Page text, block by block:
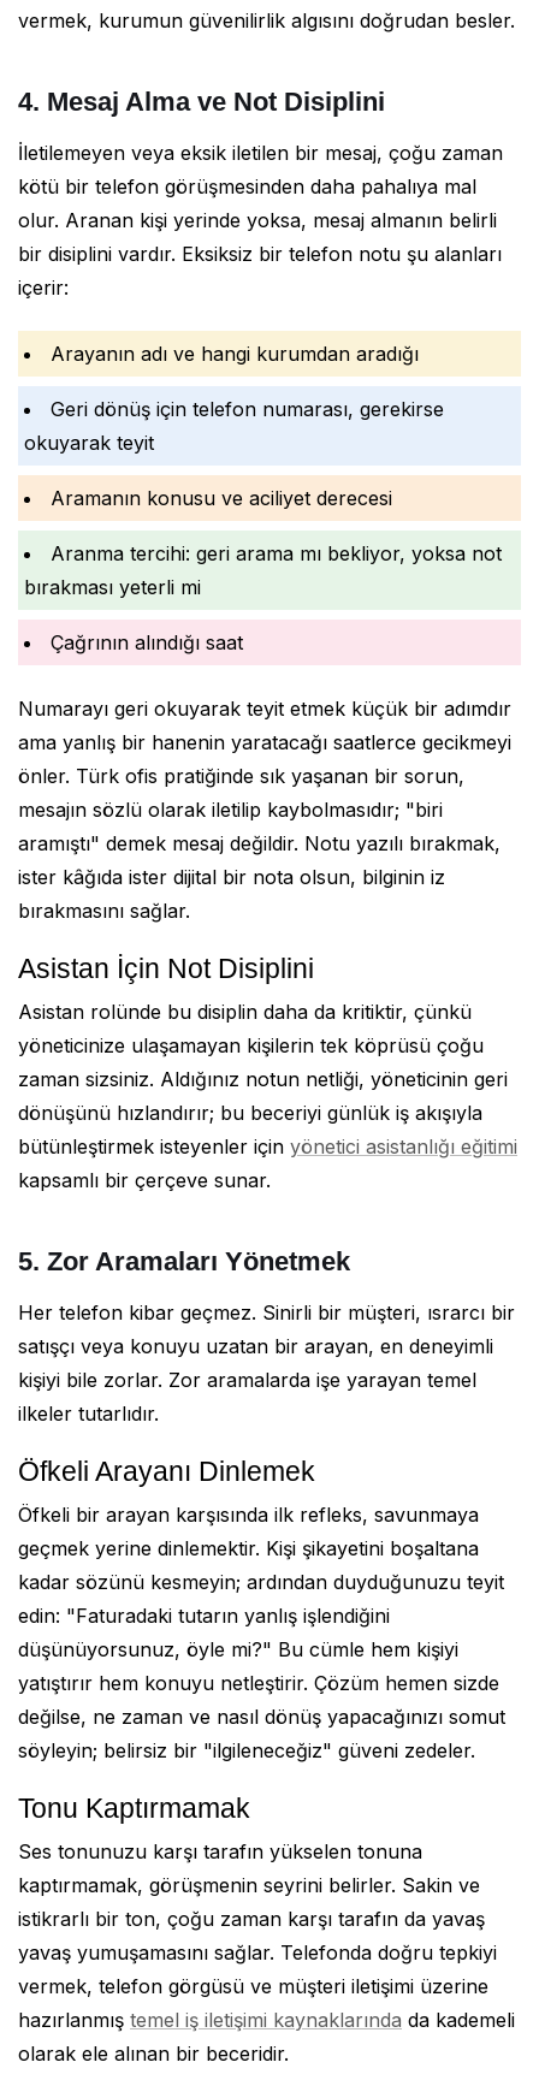
vermek, kurumun güvenilirlik algısını doğrudan besler.
4. Mesaj Alma ve Not Disiplini
İletilemeyen veya eksik iletilen bir mesaj, çoğu zaman
kötü bir telefon görüşmesinden daha pahalıya mal
olur. Aranan kişi yerinde yoksa, mesaj almanın belirli
bir disiplini vardır. Eksiksiz bir telefon notu şu alanları
içerir:
Arayanın adı ve hangi kurumdan aradığı
Geri dönüş için telefon numarası, gerekirse
okuyarak teyit
Aramanın konusu ve aciliyet derecesi
Aranma tercihi: geri arama mı bekliyor, yoksa not
bırakması yeterli mi
Çağrının alındığı saat
Numarayı geri okuyarak teyit etmek küçük bir adımdır
ama yanlış bir hanenin yaratacağı saatlerce gecikmeyi
önler. Türk ofis pratiğinde sık yaşanan bir sorun,
mesajın sözlü olarak iletilip kaybolmasıdır; "biri
aramıştı" demek mesaj değildir. Notu yazılı bırakmak,
ister kâğıda ister dijital bir nota olsun, bilginin iz
bırakmasını sağlar.
Asistan İçin Not Disiplini
Asistan rolünde bu disiplin daha da kritiktir, çünkü
yöneticinize ulaşamayan kişilerin tek köprüsü çoğu
zaman sizsiniz. Aldığınız notun netliği, yöneticinin geri
dönüşünü hızlandırır; bu beceriyi günlük iş akışıyla
bütünleştirmek isteyenler için yönetici asistanlığı eğitimi
kapsamlı bir çerçeve sunar.
5. Zor Aramaları Yönetmek
Her telefon kibar geçmez. Sinirli bir müşteri, ısrarcı bir
satışçı veya konuyu uzatan bir arayan, en deneyimli
kişiyi bile zorlar. Zor aramalarda işe yarayan temel
ilkeler tutarlıdır.
Öfkeli Arayanı Dinlemek
Öfkeli bir arayan karşısında ilk refleks, savunmaya
geçmek yerine dinlemektir. Kişi şikayetini boşaltana
kadar sözünü kesmeyin; ardından duyduğunuzu teyit
edin: "Faturadaki tutarın yanlış işlendiğini
düşünüyorsunuz, öyle mi?" Bu cümle hem kişiyi
yatıştırır hem konuyu netleştirir. Çözüm hemen sizde
değilse, ne zaman ve nasıl dönüş yapacağınızı somut
söyleyin; belirsiz bir "ilgileneceğiz" güveni zedeler.
Tonu Kaptırmamak
Ses tonunuzu karşı tarafın yükselen tonuna
kaptırmamak, görüşmenin seyrini belirler. Sakin ve
istikrarlı bir ton, çoğu zaman karşı tarafın da yavaş
yavaş yumuşamasını sağlar. Telefonda doğru tepkiyi
vermek, telefon görgüsü ve müşteri iletişimi üzerine
hazırlanmış temel iş iletişimi kaynaklarında da kademeli
olarak ele alınan bir beceridir.